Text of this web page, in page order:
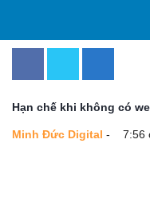
Hạn chế khi không có
Minh Đức Digital - 7:56